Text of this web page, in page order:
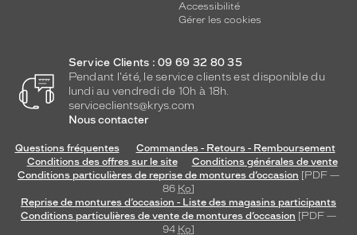
Accessibilité
Gérer les cookies
Service Clients : 09 69 32 80 35
Pendant l'été, le service clients est disponible du
lundi au vendredi de 10h à 18h.
serviceclients@krys.com
Nous contacter
Questions fréquentes
Commandes - Retours - Remboursement
Conditions des offres sur le site
Conditions générales de vente
Conditions particulières de reprise de montures d’occasion [PDF —
86 Ko]
Reprise de montures d’occasion - Liste des magasins participants
Conditions particulières de vente de montures d’occasion [PDF —
94 Ko]